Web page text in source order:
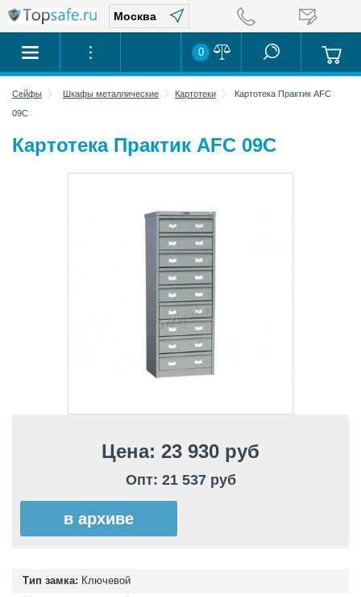
0
Сейфы Шкафы металлические Картотеки
Картотека Практик AFC
09C
Картотека Практик AFC 09C
Цена: 23 930 руб
Опт: 21 537 руб
в архиве
Тип замка: Ключевой